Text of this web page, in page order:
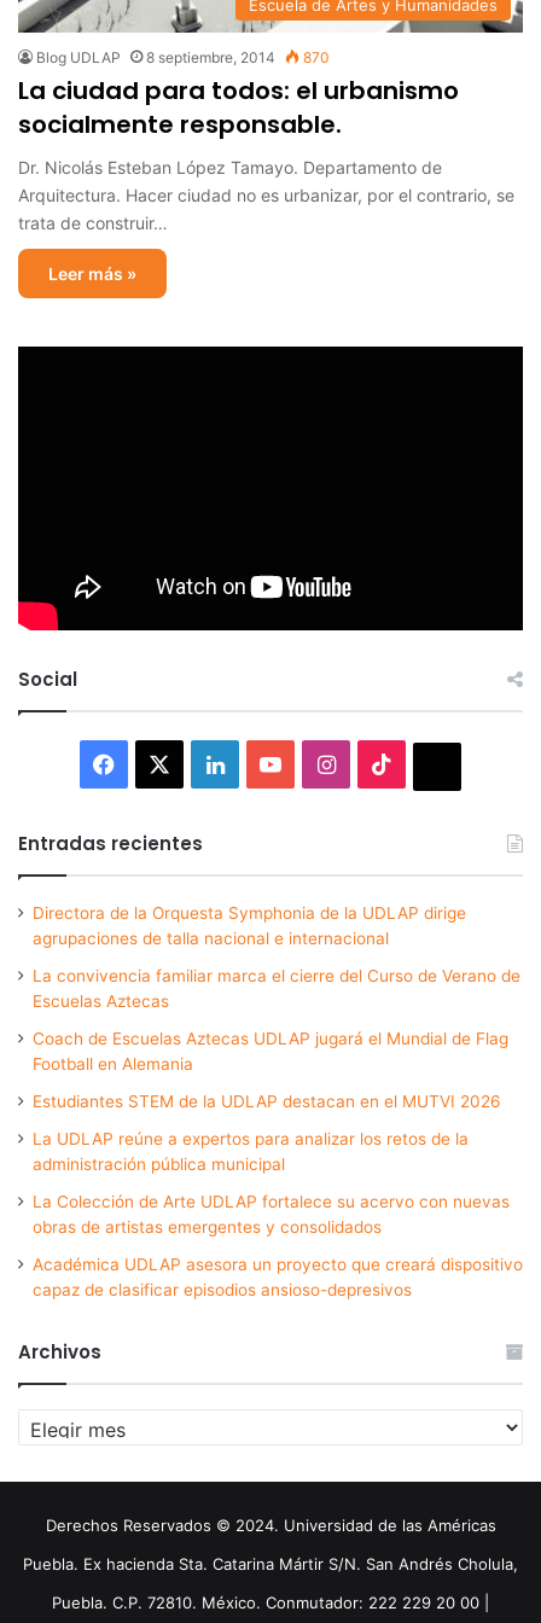
Escuela de Artes y Humanidades
Blog UDLAP 8 septiembre, 2014 870
La ciudad para todos: el urbanismo
socialmente responsable.
Dr. Nicolás Esteban López Tamayo. Departamento de
Arquitectura. Hacer ciudad no es urbanizar, por el contrario, se
trata de construir…
Leer más »
Social
Facebook LinkedInYouTubeInstagram
Entradas recientes
Directora de la Orquesta Symphonia de la UDLAP dirige
agrupaciones de talla nacional e internacional
La convivencia familiar marca el cierre del Curso de Verano de
Escuelas Aztecas
Coach de Escuelas Aztecas UDLAP jugará el Mundial de Flag
Football en Alemania
Estudiantes STEM de la UDLAP destacan en el MUTVI 2026
La UDLAP reúne a expertos para analizar los retos de la
administración pública municipal
La Colección de Arte UDLAP fortalece su acervo con nuevas
obras de artistas emergentes y consolidados
Académica UDLAP asesora un proyecto que creará dispositivo
capaz de clasificar episodios ansioso-depresivos
Archivos
Archivos
Derechos Reservados © 2024. Universidad de las Américas
Puebla. Ex hacienda Sta. Catarina Mártir S/N. San Andrés Cholula,
Puebla. C.P. 72810. México. Conmutador: 222 229 20 00 |